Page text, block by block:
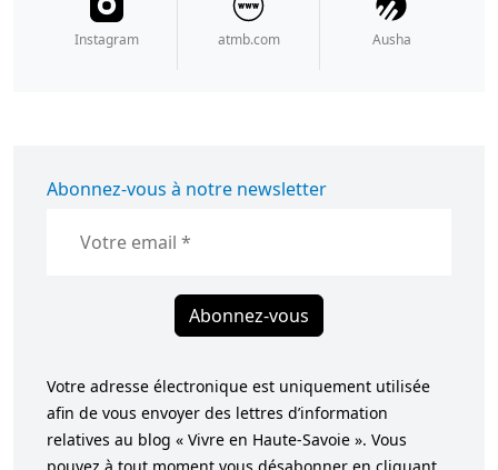
Instagram atmb.com Ausha
Abonnez-vous à notre newsletter
Abonnez-vous
Votre adresse électronique est uniquement utilisée
afin de vous envoyer des lettres d’information
relatives au blog « Vivre en Haute-Savoie ». Vous